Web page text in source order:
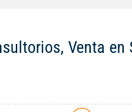
Venta en